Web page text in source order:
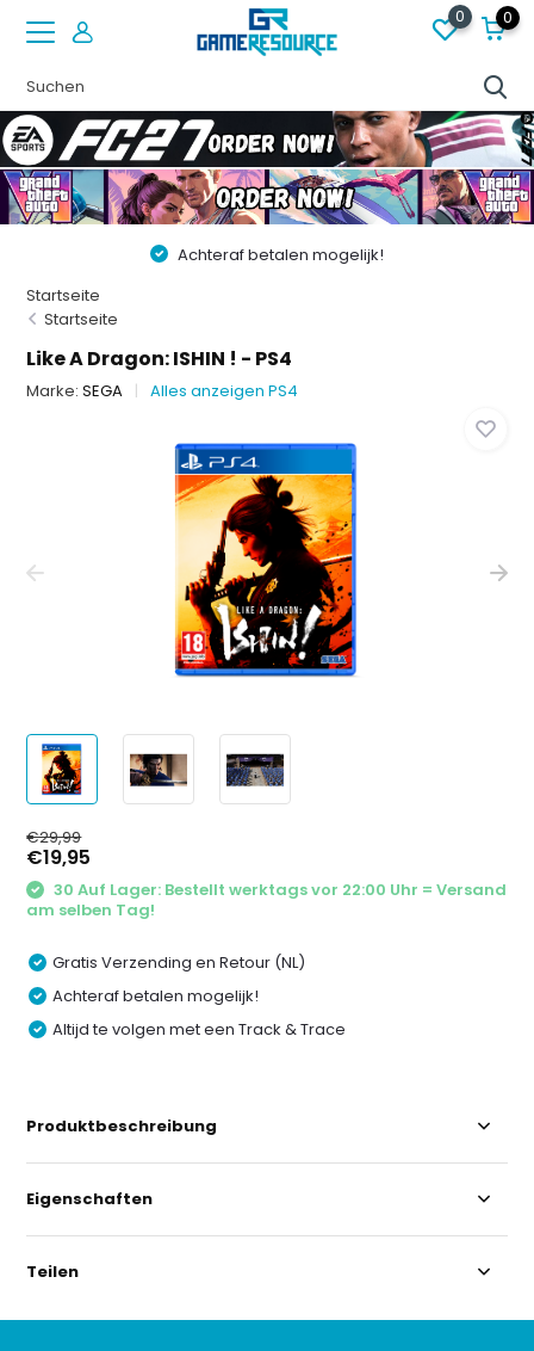
0 0
Vóór 22:00 besteld op werkdagen, volgende dag in huis!
Startseite
Startseite
Like A Dragon: ISHIN ! - PS4
Marke:SEGA Alles anzeigen PS4
€29,99
€19,95
30 Auf Lager: Bestellt werktags vor 22:00 Uhr = Versand
am selben Tag!
Gratis Verzending en Retour (NL)
Achteraf betalen mogelijk!
Altijd te volgen met een Track & Trace
Produktbeschreibung
Eigenschaften
Teilen